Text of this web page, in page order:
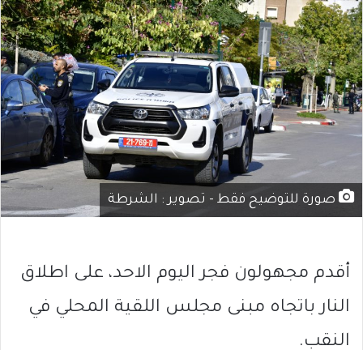
صورة للتوضيح فقط - تصوير : الشرطة
أقدم مجهولون فجر اليوم الاحد، على اطلاق
النار باتجاه مبنى مجلس اللقية المحلي في
النقب.